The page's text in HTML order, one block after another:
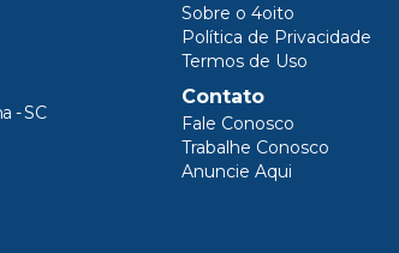
- SC
Sobre o 4oito
Política de Privacidade
Termos de Uso
Contato
Fale Conosco
Trabalhe Conosco
Anuncie Aqui